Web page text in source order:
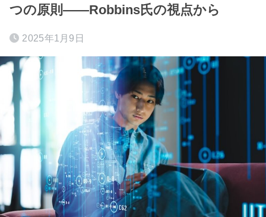
つの原則――Robbins氏の視点から
2025年1月9日